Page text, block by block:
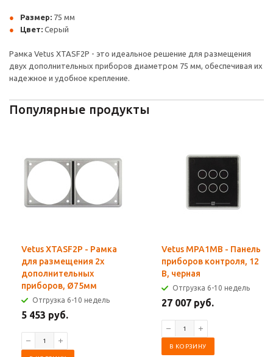
Размер: 75 мм
Цвет: Серый
Рамка Vetus XTASF2P - это идеальное решение для размещения
двух дополнительных приборов диаметром 75 мм, обеспечивая их
надежное и удобное крепление.
Популярные продукты
Vetus XTASF2P - Рамка
для размещения 2х
дополнительных
приборов, Ø75мм
Отгрузка 6-10 недель
5 453 руб.
Vetus MPA1MB - Панель
приборов контроля, 12
В, черная
Отгрузка 6-10 недель
27 007 руб.
В КОРЗИНУ